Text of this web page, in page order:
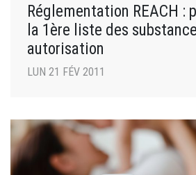
Réglementation REACH :
la 1ère liste des
autorisation
LUN 21 FÉV 2011